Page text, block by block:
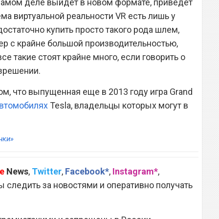
виртуальной реальности VR есть лишь у
купить просто такого рода шлем,
с крайне большой производительностью,
такие стоят крайне много, если говорить о
что выпущенная еще в 2013 году игра Grand
Tesla, владельцы которых могут в
e News, Twitter, Facebook*, Instagram*,
следить за новостями и оперативно получать